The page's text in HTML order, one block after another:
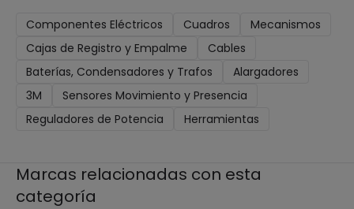
Componentes Eléctricos Cuadros
Mecanismos
Cajas de Registro y Empalme
Cables
Baterías, Condensadores y Trafos
Alargadores
3M
Sensores Movimiento y Presencia
Reguladores de Potencia
Herramientas
Marcas relacionadas con esta
categoría